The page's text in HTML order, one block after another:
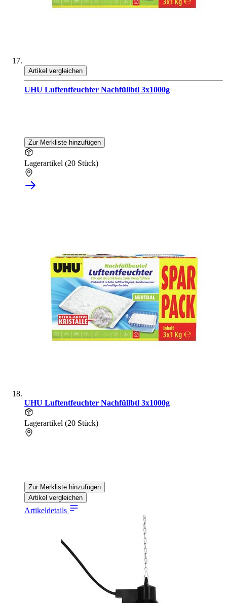
Artikel vergleichen
UHU Luftentfeuchter Nachfüllbtl 3x1000g
Zur Merkliste hinzufügen
Lagerartikel (20 Stück)
UHU Luftentfeuchter Nachfüllbtl 3x1000g
Lagerartikel (20 Stück)
Zur Merkliste hinzufügen
Artikel vergleichen
Artikeldetails